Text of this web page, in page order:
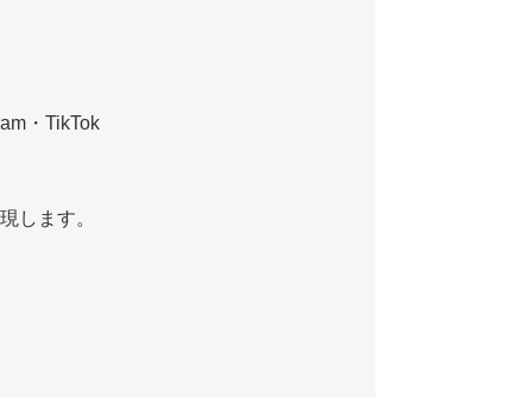
・TikTok
します。